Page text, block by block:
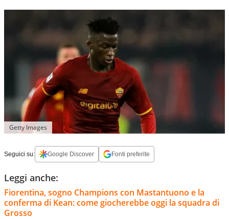
Getty Images
Seguici su: Google Discover Fonti preferite
Leggi anche:
Fiorentina, sogno Champions con Mastantuono e la
conferma di Kean: come giocherebbe oggi la squadra di
Grosso